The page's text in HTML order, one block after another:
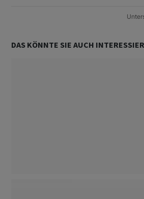
DAS KÖNNTE SIE AUCH